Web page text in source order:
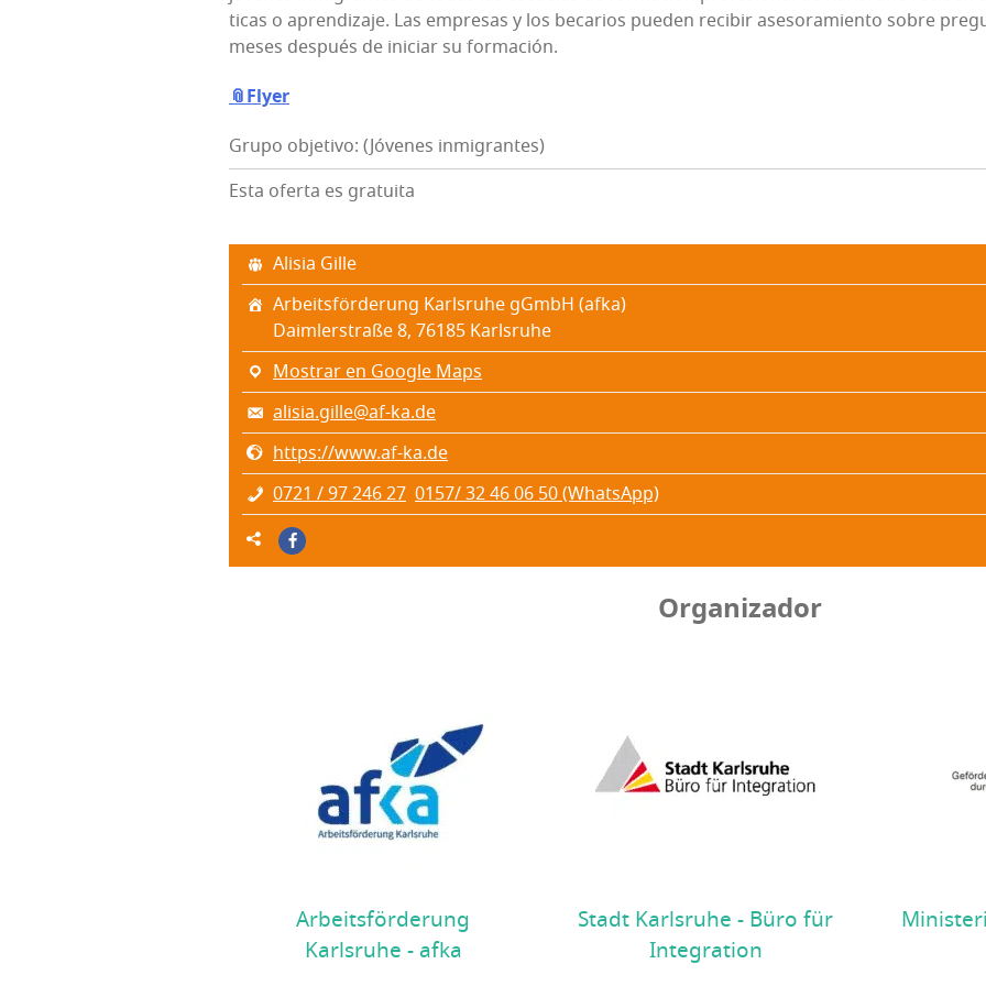
ti­cas o apren­di­za­je. Las empre­sas y los beca­rios pue­den reci­bir ase­so­ra­mien­to sobre
meses des­pués de ini­ciar su formación.
📎Flyer
Grupo objetivo: (Jóvenes inmigrantes)
Esta oferta es gratuita
Ali­sia Gille
Arbeits­för­de­rung Karls­ruhe gGmbH (afka)
Daim­lers­traße 8, 76185 Karls­ruhe
Mostrar en Google Maps
alisia.gille@af-ka.de
https://www.af-ka.de
0721 / 97 246 27 0157/ 32 46 06 50 (WhatsApp)
Organizador
Arbeitsförderung
Karlsruhe - afka
Stadt Karlsruhe - Büro für
Integration